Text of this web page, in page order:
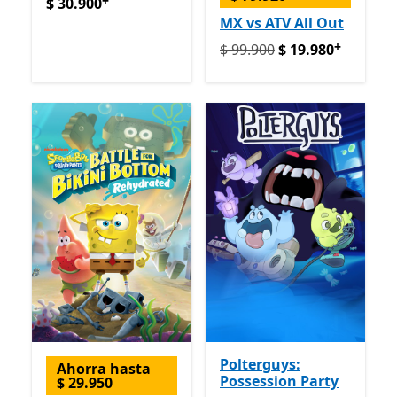
MX vs ATV All Out
Originalmente $ 99.900
$ 99.900$ 19.980+
Ahorra hasta
$ 29.950
Polterguys:
Possession Party